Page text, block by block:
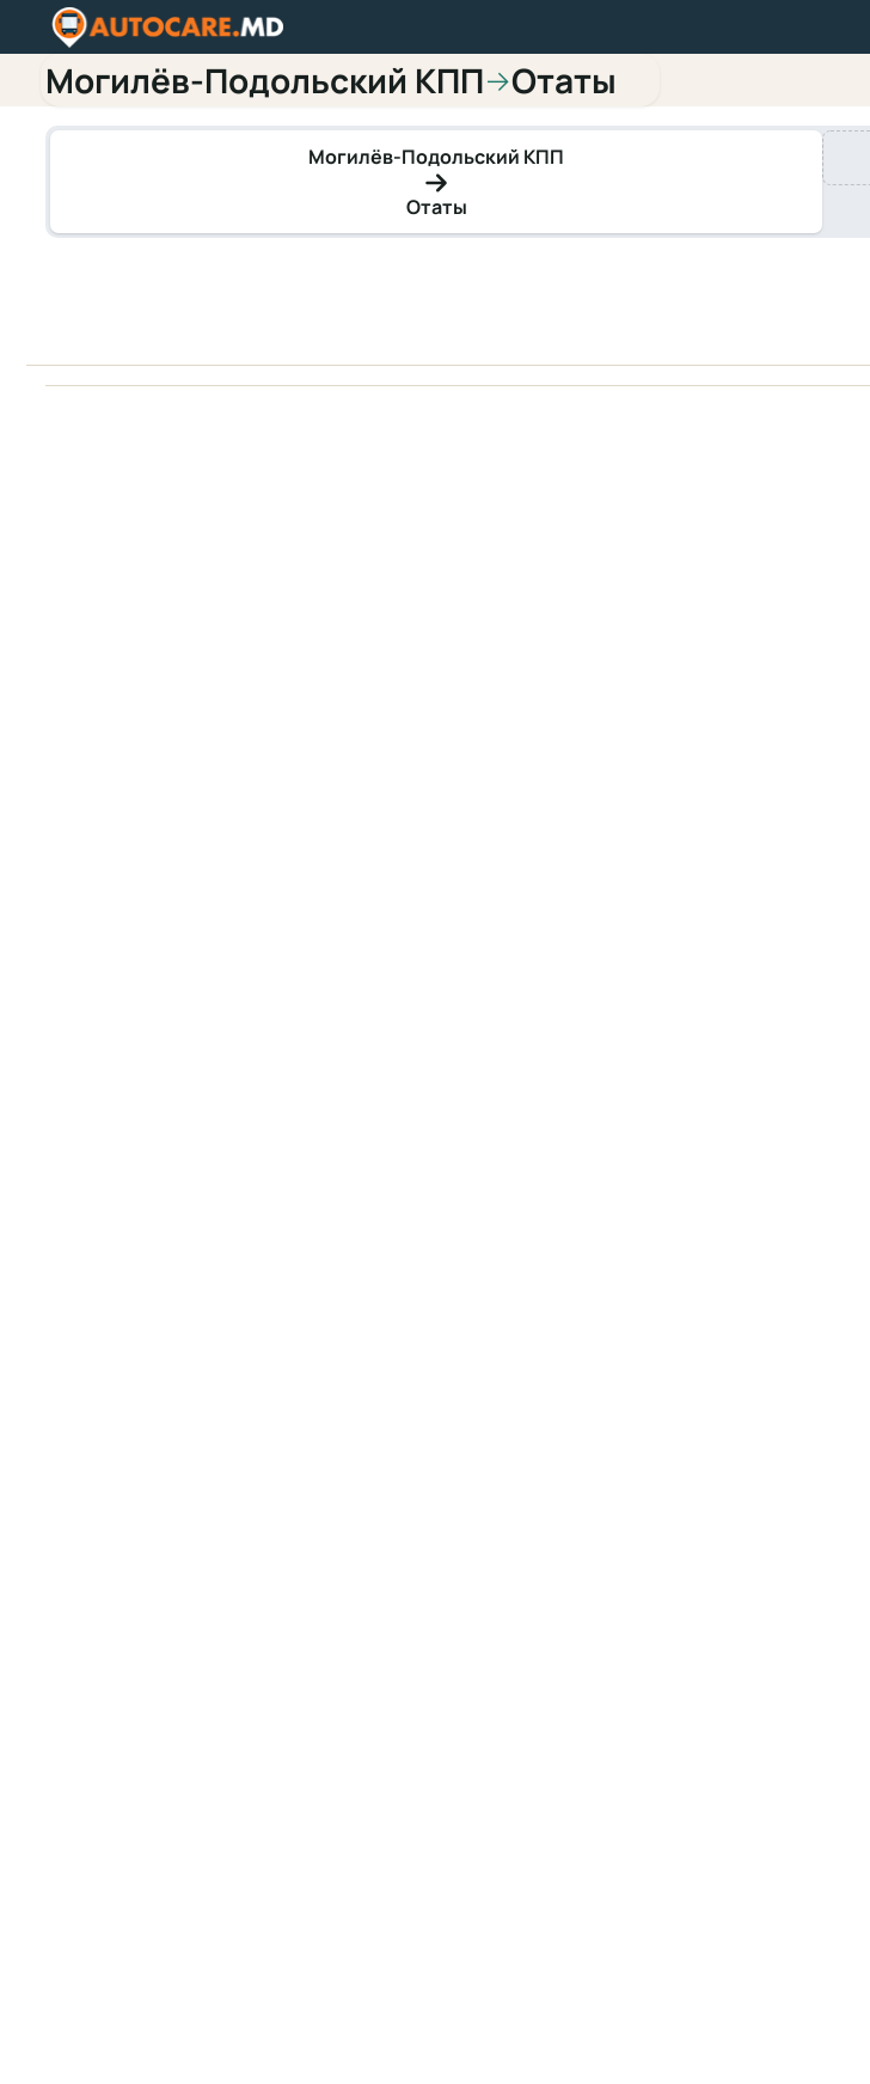
Могилёв-Подольский КПП→Отаты
Могилёв-Подольский КПП
Отаты